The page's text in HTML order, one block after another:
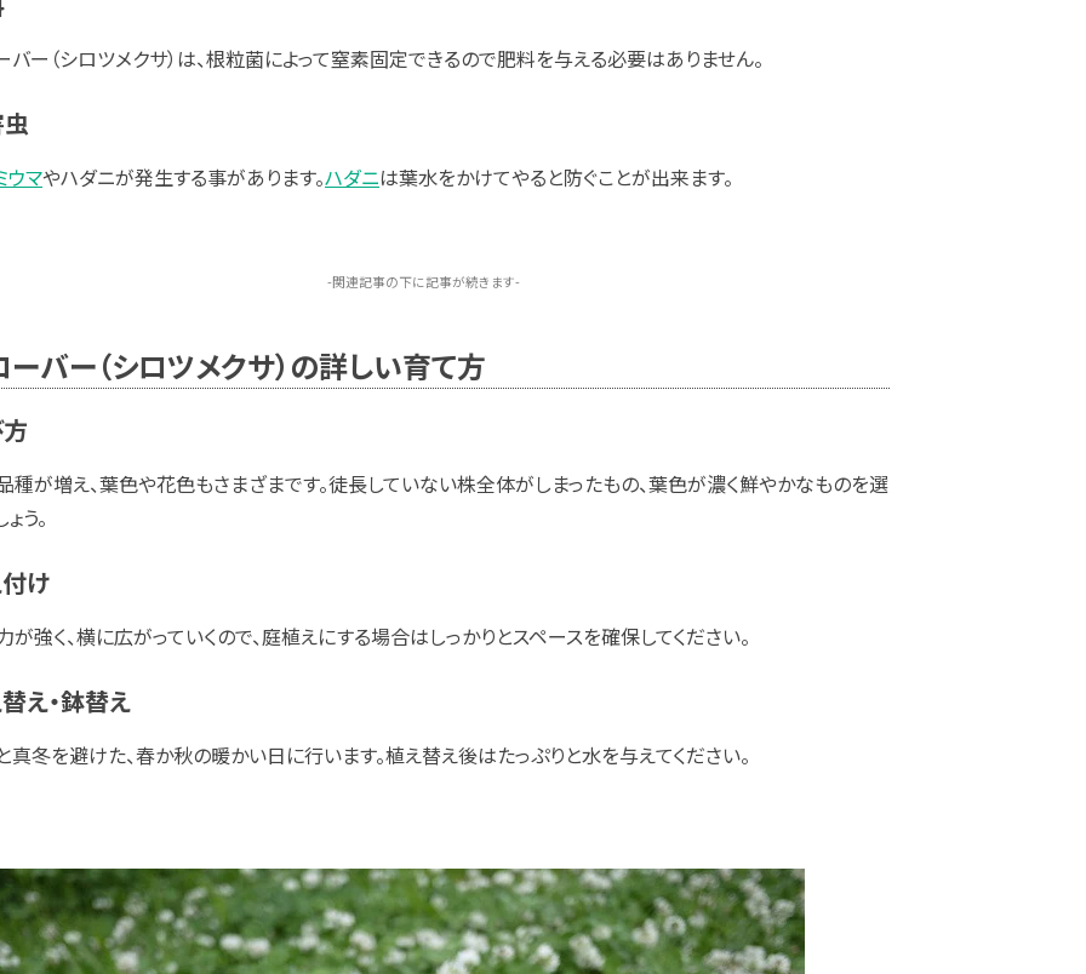
バー（シロツメクサ）は、根粒菌によって窒素固定できるので肥料を与える必要はありません。
ウマやハダニが発生する事があります。ハダニは葉水をかけてやると防ぐことが出来ます。
-関連記事の下に記事が続きます-
ーバー（シロツメクサ）の詳しい育て方
種が増え、葉色や花色もさまざまです。徒長していない株全体がしまったもの、葉色が濃く鮮やかなものを選
う。
け
が強く、横に広がっていくので、庭植えにする場合はしっかりとスペースを確保してください。
え・鉢替え
真冬を避けた、春か秋の暖かい日に行います。植え替え後はたっぷりと水を与えてください。